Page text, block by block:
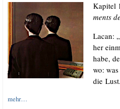
Kapi­tel
ments
Lacan:
her
habe,
wo:
die
mehr…